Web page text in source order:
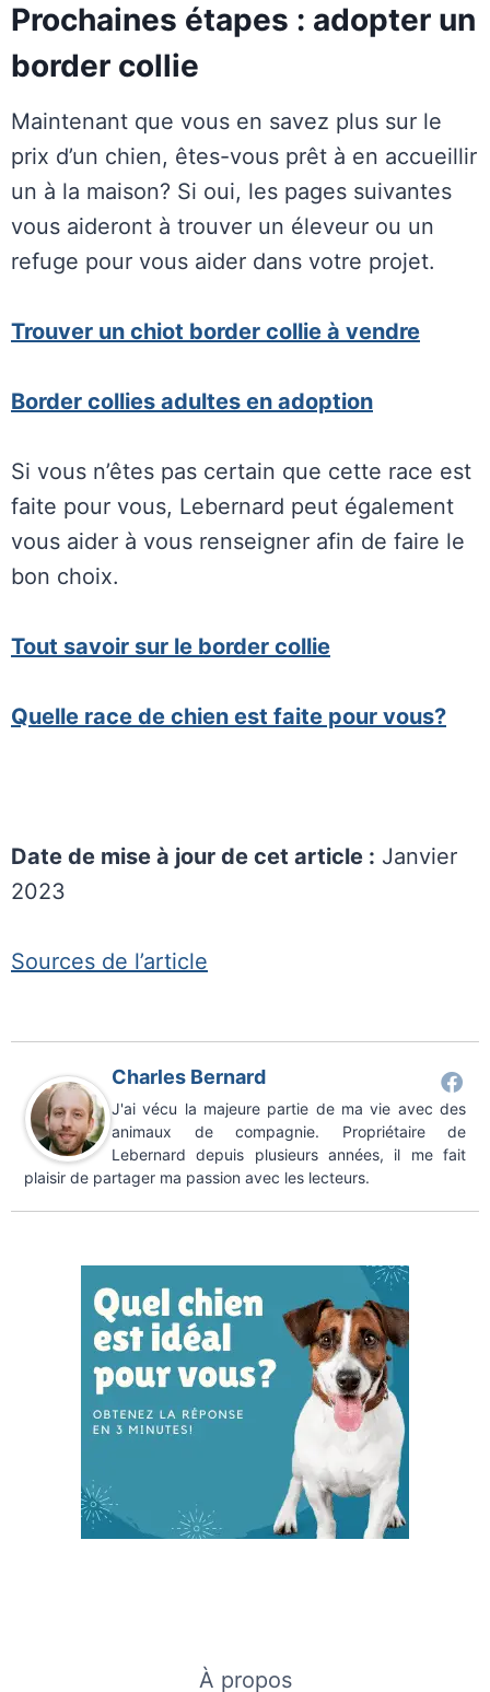
Prochaines étapes : adopter un
border collie
Maintenant que vous en savez plus sur le
prix d’un chien, êtes-vous prêt à en accueillir
un à la maison? Si oui, les pages suivantes
vous aideront à trouver un éleveur ou un
refuge pour vous aider dans votre projet.
Trouver un chiot border collie à vendre
Border collies adultes en adoption
Si vous n’êtes pas certain que cette race est
faite pour vous, Lebernard peut également
vous aider à vous renseigner afin de faire le
bon choix.
Tout savoir sur le border collie
Quelle race de chien est faite pour vous?
Date de mise à jour de cet article : Janvier
2023
Sources de l’article
Charles Bernard
J'ai vécu la majeure partie de ma vie avec des
animaux de compagnie. Propriétaire de
Lebernard depuis plusieurs années, il me fait
plaisir de partager ma passion avec les lecteurs.
À propos